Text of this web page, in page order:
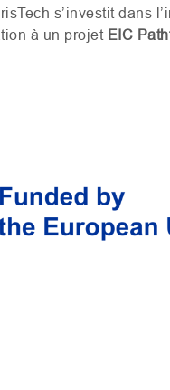
s’investit dans
à un projet EIC